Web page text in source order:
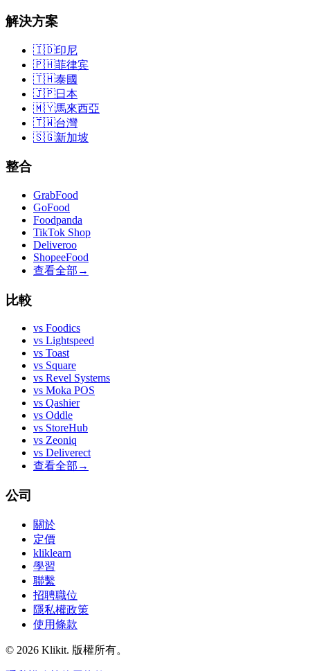
解決方案
🇮🇩印尼
🇵🇭菲律宾
🇹🇭泰國
🇯🇵日本
🇲🇾馬來西亞
🇹🇼台灣
🇸🇬新加坡
整合
GrabFood
GoFood
Foodpanda
TikTok Shop
Deliveroo
ShopeeFood
查看全部 →
比較
vs Foodics
vs Lightspeed
vs Toast
vs Square
vs Revel Systems
vs Moka POS
vs Qashier
vs Oddle
vs StoreHub
vs Zeoniq
vs Deliverect
查看全部 →
公司
關於
定價
kliklearn
學習
聯繫
招聘職位
隱私權政策
使用條款
© 2026 Klikit. 版權所有。